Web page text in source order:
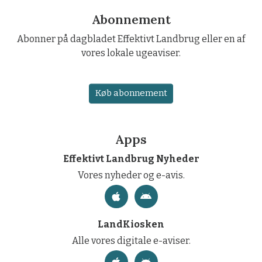
Abonnement
Abonner på dagbladet Effektivt Landbrug eller en af
vores lokale ugeaviser.
Køb abonnement
Apps
Effektivt Landbrug Nyheder
Vores nyheder og e-avis.
LandKiosken
Alle vores digitale e-aviser.